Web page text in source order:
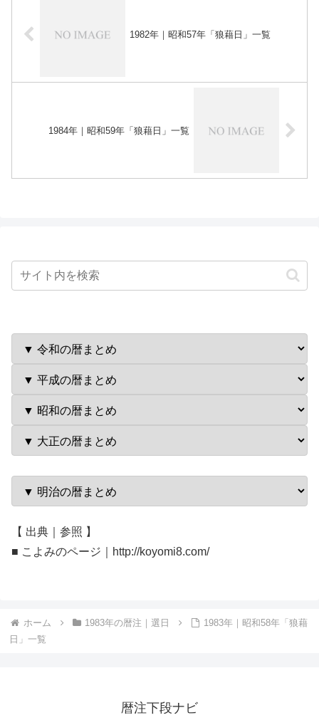
1982年｜昭和57年「狼藉日」一覧
1984年｜昭和59年「狼藉日」一覧
【 出典｜参照 】
■ こよみのページ｜http://koyomi8.com/
ホーム 1983年の暦注｜選日
1983年｜昭和58年「狼藉
日」一覧
暦注下段ナビ